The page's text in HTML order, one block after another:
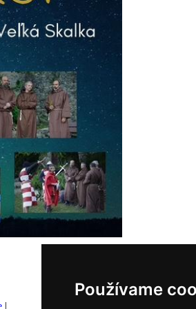
Používame
|